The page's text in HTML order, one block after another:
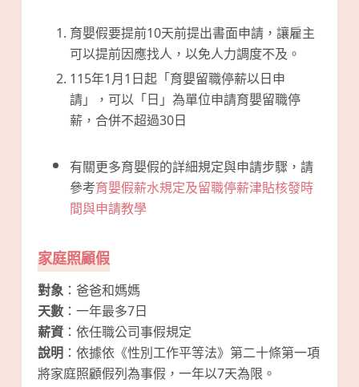
育嬰假要提前10天前提出書面申請，讓雇主
可以提前因應找人，以免人力調度不及。
115年1月1日起「育嬰留職停薪以日申
請」，可以「日」為單位申請育嬰留職停
薪，合併不超過30日
有關更多育嬰假的詳細規定與申請步驟，請
參考育嬰假薪水規定及留職停薪津貼核發時
間與申請教學
家庭照顧假
對象：爸爸和媽媽
天數：一年最多7日
薪資：依任職公司事假規定
說明：依據依《性別工作平等法》第二十條第一項
將家庭照顧假列為事假，一年以7天為限。